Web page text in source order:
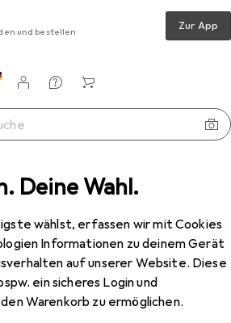
Deine Wahl.
wählst, erfassen wir mit Cookies
Informationen zu deinem Gerät
auf unserer Website. Diese
ein sicheres Login und
Warenkorb zu ermöglichen.
und bestellen Zur App
Engadiner Hochjagd
Hochjagd
Gian Maria Calonder, 2020